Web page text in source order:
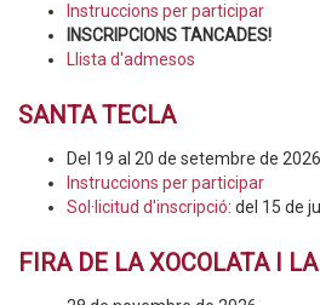
Instruccions per participar
INSCRIPCIONS TANCADES!
Llista d'admesos
SANTA TECLA
Del 19 al 20 de setembre de 2026
Instruccions per participar
Sol·licitud d'inscripció: del 15 de
FIRA DE LA XOCOLATA I